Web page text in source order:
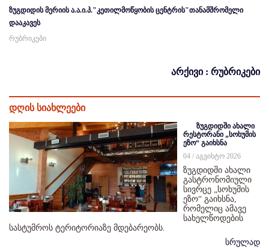
ზუგდიდის მერიის ა.ა.ი.პ."კეთილმოწყობის ცენტრის"თანამშრომელი
დააკავეს
რუბრიკები
არქივი : რუბრიკები
დღის სიახლეები
ზუგდიდში ახალი
რესტორანი „სოხუმის
ეზო“ გაიხსნა
04 / აგვისტო 2026
ზუგდიდში ახალი
გასტრონომიული
სივრცე „სოხუმის
ეზო“ გაიხსნა,
რომელიც ამავე
სახელწოდების
სასტუმროს ტერიტორიაზე მდებარეობს.
სრულად